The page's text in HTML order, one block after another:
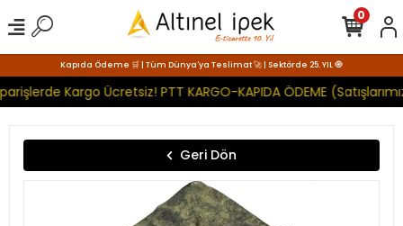
Kapıda Ödeme 🛒 | Tüm Dünya'ya Teslimat 🚀 | Sektörde 25. YIL 🧿
Kargo Ücretsiz! PTT KARGO-KAPIDA ÖDEME
0
Geri Dön